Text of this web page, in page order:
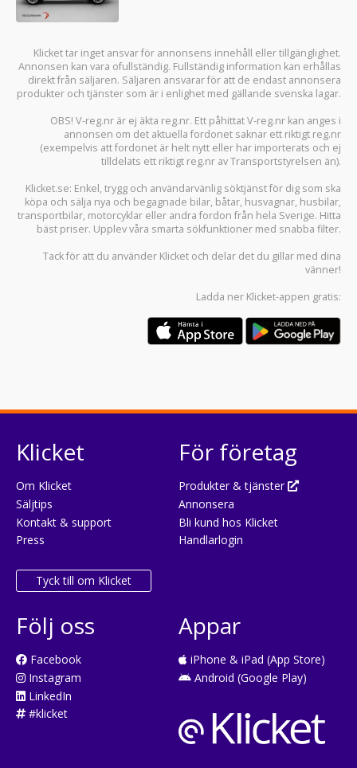
Klicket tar inget ansvar för annonsens innehåll eller tillgänglighet.
Annonsen kan vara ofullständig. Fullständig information kan erhållas
direkt från säljaren. Säljaren ansvarar för att de endast annonsera
produkter och tjänster som är i enlighet med gällande svenska lagar.
OBS! V-reg.nr är ej äkta reg.nr. Ett påhittat V-reg.nr kan anges i
annonsen om det aktuella fordonet saknar ett riktigt reg.nr
(exempelvis att fordonet är helt nytt eller har importerats och ej
tilldelats ett riktigt reg.nr av Transportstyrelsen än).
Klicket.se: Enkel, trygg och användarvänlig söktjänst för dig som ska
köpa och sälja nya och begagnade bilar, båtar, husvagnar, husbilar,
transportbilar, motorcyklar eller andra fordon från hela Sverige. Hitta
bäst priser. Upplev våra smarta sökfunktioner med snabba filter.
Tack för att du använder Klicket och delar det du gillar med dina
vänner!
Ladda ner Klicket-appen gratis:
Klicket
Om Klicket
Säljtips
Kontakt & support
Press
Tyck till om Klicket
För företag
Produkter & tjänster
Annonsera
Bli kund hos Klicket
Handlarlogin
Följ oss
Facebook
Instagram
LinkedIn
#klicket
Appar
iPhone & iPad (App Store)
Android (Google Play)